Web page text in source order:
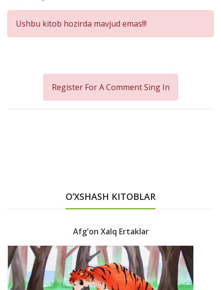
Summery
Ushbu kitob hozirda mavjud emas!!!
Register For A CommentSing In
O‘XSHASH KITOBLAR
Afg'on Xalq Ertaklar